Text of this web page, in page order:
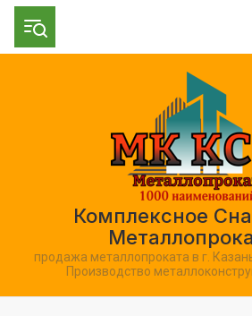
Комплексное
продажа металлопроката в г.
Производство